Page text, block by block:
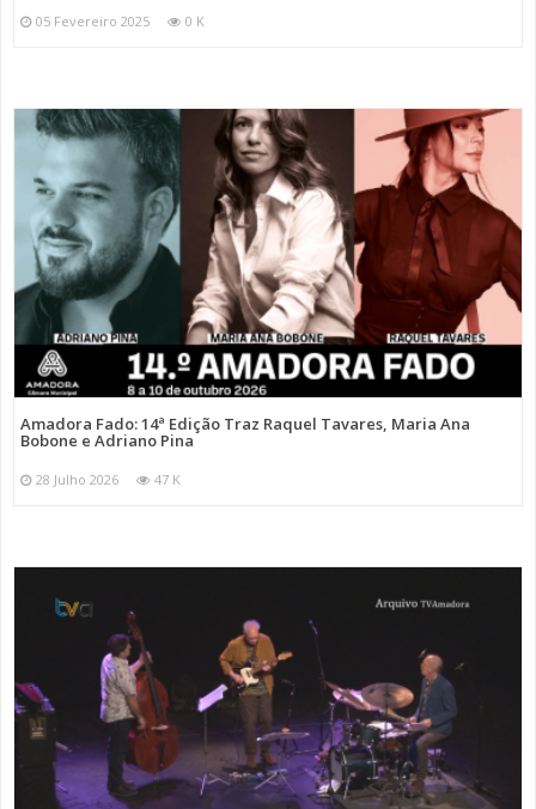
05 Fevereiro 2025 0 K
Amadora Fado: 14ª Edição Traz Raquel Tavares, Maria Ana
Bobone e Adriano Pina
28 Julho 2026 47 K